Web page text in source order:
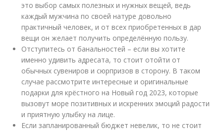
это выбор самых полезных и нужных вещей, ведь
каждый мужчина по своей натуре довольно
практичный человек, и от всех приобретенных в дар
вещи он желает получить определённую пользу.
Отступитесь от банальностей – если вы хотите
именно удивить адресата, то стоит отойти от
обычных сувениров и сюрпризов в сторону. В таком
случае рассмотрите интересные и оригинальные
подарки для крёстного на Новый год 2023, которые
вызовут море позитивных и искренних эмоций радости
и приятную улыбку на лице.
Если запланированный бюджет невелик, то не стоит